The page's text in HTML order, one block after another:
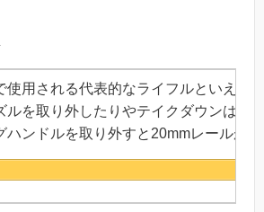
使用される代表的なライフルといえば
ルを取り外したりやテイクダウンはで
ハンドルを取り外すと20mmレールが